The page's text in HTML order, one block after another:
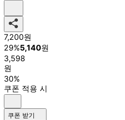
7,200원
29%5,140원
3,598
원
30%
쿠폰 적용 시
쿠폰 받기